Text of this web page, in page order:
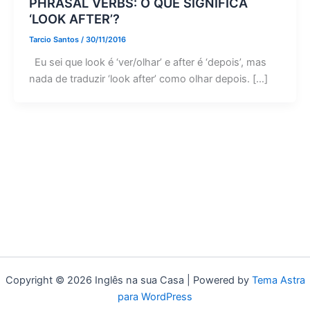
‘LOOK AFTER’?
Tarcio Santos / 30/11/2016
Eu sei que look é ‘ver/olhar’ e after é ‘depois’, mas
nada de traduzir ‘look after’ como olhar depois. […]
Copyright © 2026 Inglês na sua Casa | Powered by Tema Astra
para WordPress